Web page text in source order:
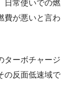
日常使いでの燃
費が悪いと言わ
ターボチャージ
の反面低速域で